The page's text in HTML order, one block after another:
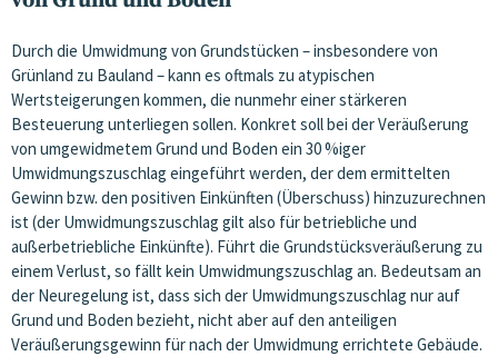
Durch die Umwidmung von Grundstücken – insbesondere von
Grünland zu Bauland – kann es oftmals zu atypischen
Wertsteigerungen kommen, die nunmehr einer stärkeren
Besteuerung unterliegen sollen. Konkret soll bei der Veräußerung
von umgewidmetem Grund und Boden ein 30 %iger
Umwidmungszuschlag eingeführt werden, der dem ermittelten
Gewinn bzw. den positiven Einkünften (Überschuss) hinzuzurechnen
ist (der Umwidmungszuschlag gilt also für betriebliche und
außerbetriebliche Einkünfte). Führt die Grundstücksveräußerung zu
einem Verlust, so fällt kein Umwidmungszuschlag an. Bedeutsam an
der Neuregelung ist, dass sich der Umwidmungszuschlag nur auf
Grund und Boden bezieht, nicht aber auf den anteiligen
Veräußerungsgewinn für nach der Umwidmung errichtete Gebäude.